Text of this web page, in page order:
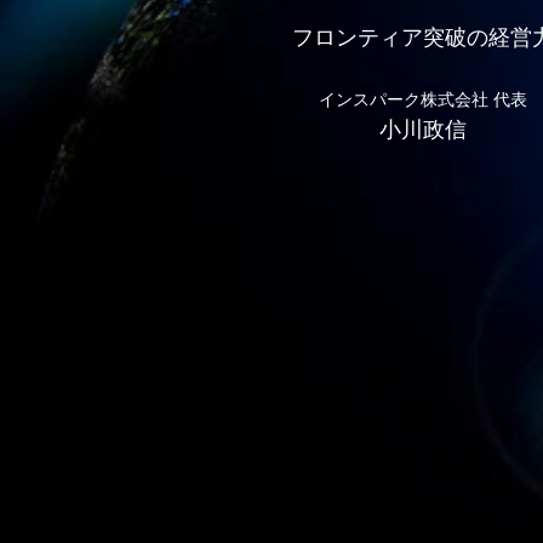
フロンティア突破の経営
インスパーク株式会社 代表
小川政信